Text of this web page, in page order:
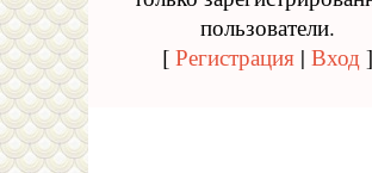
пользователи.
[ Регистрация| Вход ]